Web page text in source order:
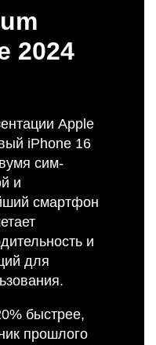
2024
Apple
iPhone 16
сим-
и
смартфон
и
для
быстрее,
прошлого